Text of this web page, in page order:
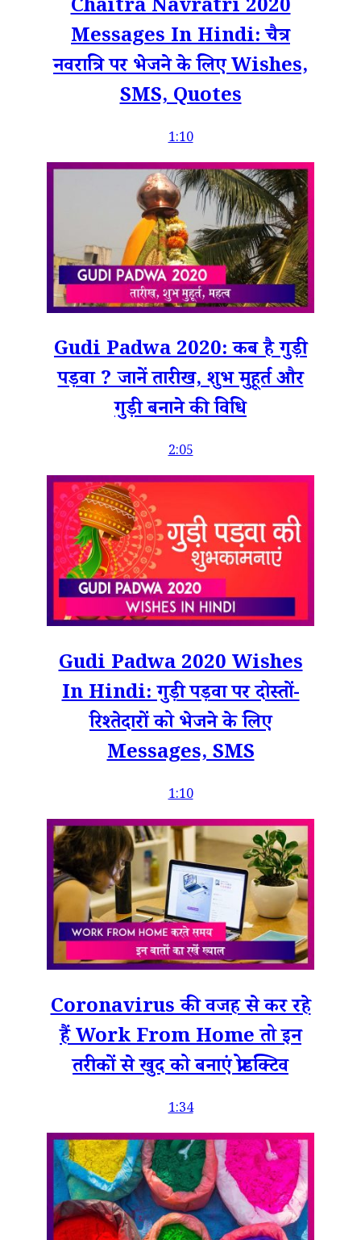
Chaitra Navratri 2020
Messages In Hindi: चैत्र
नवरात्रि पर भेजने के लिए Wishes,
SMS, Quotes
1:10
Gudi Padwa 2020: कब है गुड़ी
पड़वा ? जानें तारीख, शुभ मुहूर्त और
गुड़ी बनाने की विधि
2:05
Gudi Padwa 2020 Wishes
In Hindi: गुड़ी पड़वा पर दोस्तों-
रिश्तेदारों को भेजने के लिए
Messages, SMS
1:10
Coronavirus की वजह से कर रहे
हैं Work From Home तो इन
तरीकों से खुद को बनाएं प्रोडक्टिव
1:34